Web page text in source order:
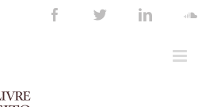
LinkedIn
Twitter
Facebook